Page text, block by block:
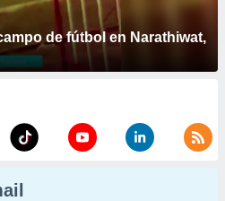
de fútbol en Narathiwat,